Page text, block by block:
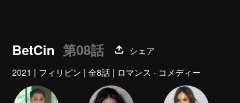
BetCin 第08話
シェア
2021 | フィリピン | 全8話 | ロマンス · コメディー